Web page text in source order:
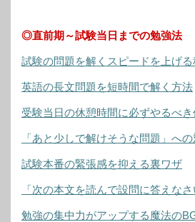
◎直前期～試験当日までの勉強法
試験の問題を解くスピードを上げる
英語の長文問題を短時間で解く方法
受験当日の休憩時間に必ずやるべき
「あと少しで解けそうな問題」へ
試験本番の緊張感を抑える裏ワザ
「次の本文を読んで設問に答えなさ
勉強の集中力がアップする魔法の